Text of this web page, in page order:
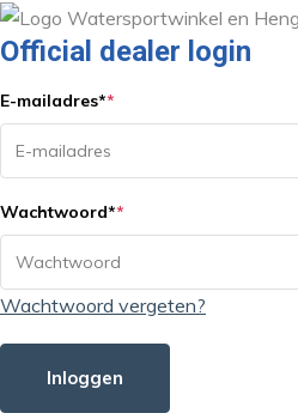
Official dealer login
E-mailadres**
Wachtwoord**
Wachtwoord vergeten?
Inloggen